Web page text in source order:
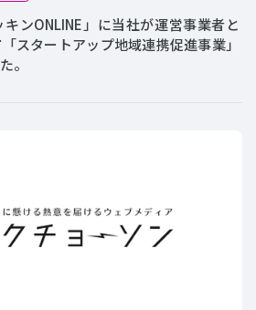
キンONLINE」に当社が運営事業者と
スタートアップ地域連携促進事業」
。